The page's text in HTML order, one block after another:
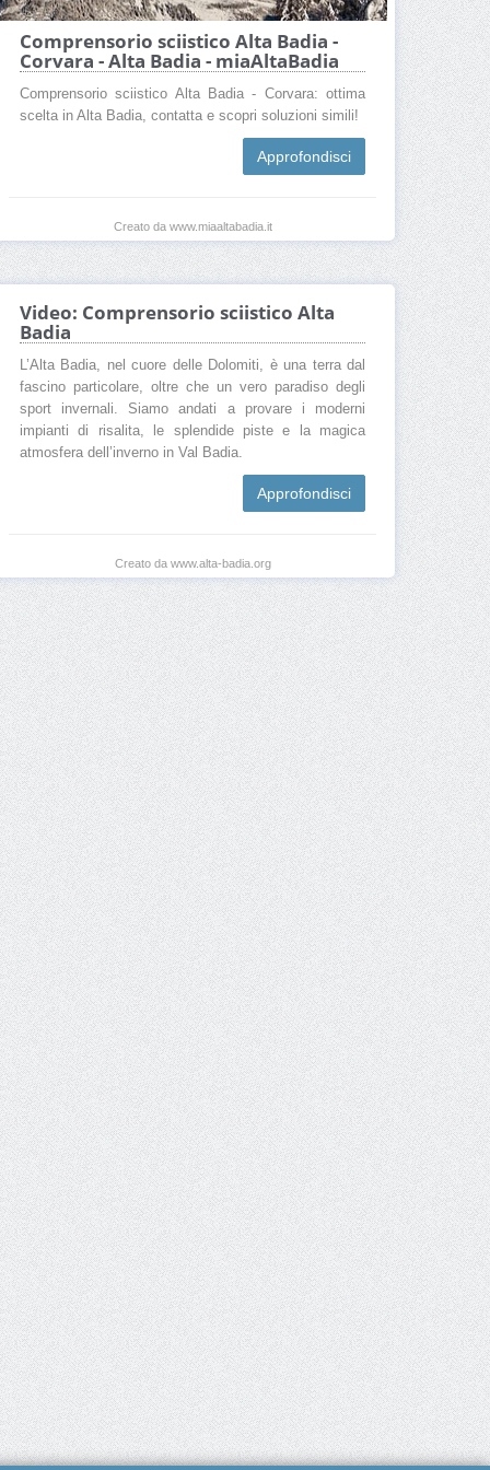
Comprensorio sciistico Alta Badia -
Corvara - Alta Badia - miaAltaBadia
Comprensorio sciistico Alta Badia - Corvara: ottima
scelta in Alta Badia, contatta e scopri soluzioni simili!
Approfondisci
Creato da www.miaaltabadia.it
Video: Comprensorio sciistico Alta
Badia
L’Alta Badia, nel cuore delle Dolomiti, è una terra dal
fascino particolare, oltre che un vero paradiso degli
sport invernali. Siamo andati a provare i moderni
impianti di risalita, le splendide piste e la magica
atmosfera dell’inverno in Val Badia.
Approfondisci
Creato da www.alta-badia.org